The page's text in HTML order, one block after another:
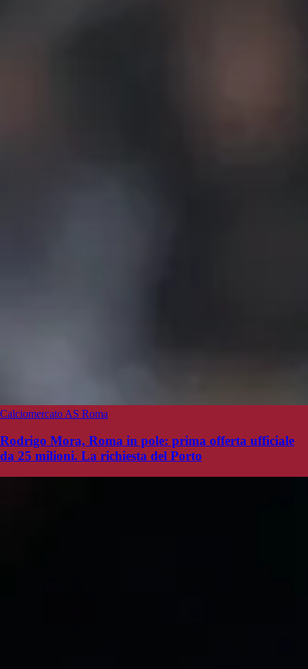
Calciomercato AS Roma
Rodrigo Mora, Roma in pole: prima offerta ufficiale
da 25 milioni. La richiesta del Porto